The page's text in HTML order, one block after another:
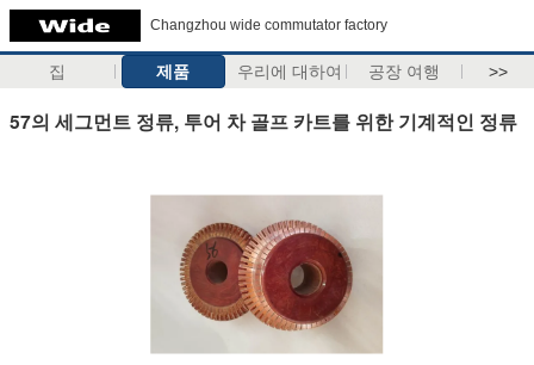
Changzhou wide commutator factory
집 제품 우리에 대하여 공장 여행 >>
57의 세그먼트 정류, 투어 차 골프 카트를 위한 기계적인 정류